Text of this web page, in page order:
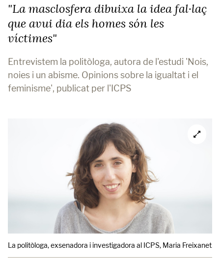
"La masclosfera dibuixa la idea fal·laç
que avui dia els homes són les
víctimes"
Entrevistem la politòloga, autora de l'estudi 'Nois,
noies i un abisme. Opinions sobre la igualtat i el
feminisme', publicat per l'ICPS
La politòloga, exsenadora i investigadora al ICPS, Maria Freixanet.